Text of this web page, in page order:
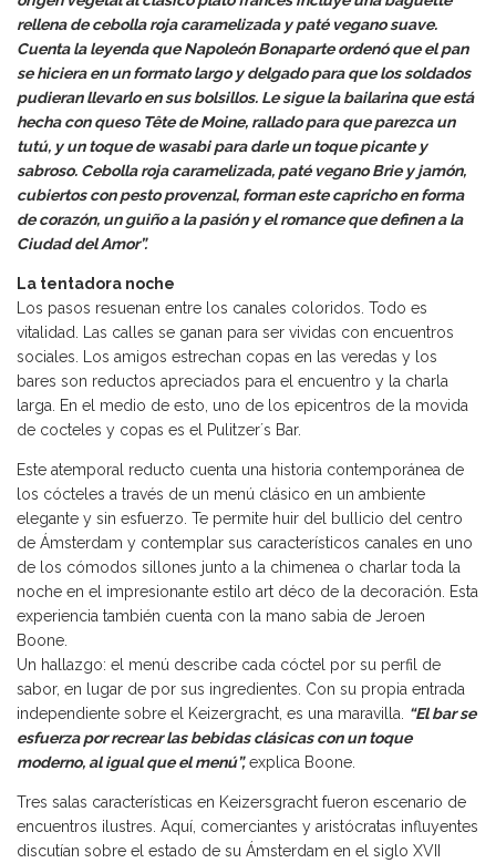
rellena de cebolla roja caramelizada y paté vegano suave.
Cuenta la leyenda que Napoleón Bonaparte ordenó que el pan
se hiciera en un formato largo y delgado para que los soldados
pudieran llevarlo en sus bolsillos. Le sigue la bailarina que está
hecha con queso Tête de Moine, rallado para que parezca un
tutú, y un toque de wasabi para darle un toque picante y
sabroso. Cebolla roja caramelizada, paté vegano Brie y jamón,
cubiertos con pesto provenzal, forman este capricho en forma
de corazón, un guiño a la pasión y el romance que definen a la
Ciudad del Amor”.
La tentadora noche
Los pasos resuenan entre los canales coloridos. Todo es
vitalidad. Las calles se ganan para ser vividas con encuentros
sociales. Los amigos estrechan copas en las veredas y los
bares son reductos apreciados para el encuentro y la charla
larga. En el medio de esto, uno de los epicentros de la movida
de cocteles y copas es el Pulitzer´s Bar.
Este atemporal reducto cuenta una historia contemporánea de
los cócteles a través de un menú clásico en un ambiente
elegante y sin esfuerzo. Te permite huir del bullicio del centro
de Ámsterdam y contemplar sus característicos canales en uno
de los cómodos sillones junto a la chimenea o charlar toda la
noche en el impresionante estilo art déco de la decoración. Esta
experiencia también cuenta con la mano sabia de Jeroen
Boone.
Un hallazgo: el menú describe cada cóctel por su perfil de
sabor, en lugar de por sus ingredientes. Con su propia entrada
independiente sobre el Keizergracht, es una maravilla.
“El bar se
esfuerza por recrear las bebidas clásicas con un toque
moderno, al igual que el menú”,explica Boone.
Tres salas características en Keizersgracht fueron escenario de
encuentros ilustres. Aquí, comerciantes y aristócratas influyentes
discutían sobre el estado de su Ámsterdam en el siglo XVII